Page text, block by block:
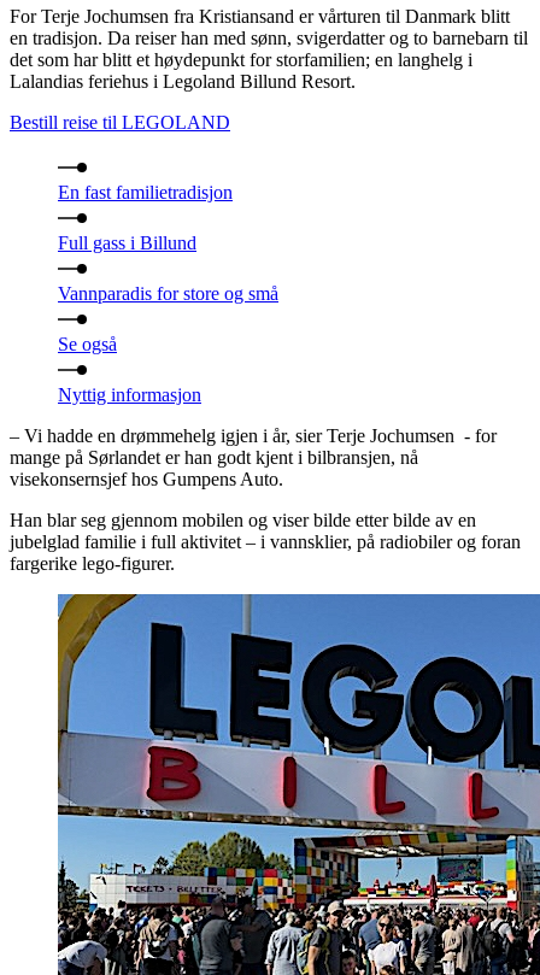
For Terje Jochumsen fra Kristiansand er vårturen til Danmark blitt
en tradisjon. Da reiser han med sønn, svigerdatter og to barnebarn til
det som har blitt et høydepunkt for storfamilien; en langhelg i
Lalandias feriehus i Legoland Billund Resort.
Bestill reise til LEGOLAND
En fast familietradisjon
Full gass i Billund
Vannparadis for store og små
Se også
Nyttig informasjon
– Vi hadde en drømmehelg igjen i år, sier Terje Jochumsen - for
mange på Sørlandet er han godt kjent i bilbransjen, nå
visekonsernsjef hos Gumpens Auto.
Han blar seg gjennom mobilen og viser bilde etter bilde av en
jubelglad familie i full aktivitet – i vannsklier, på radiobiler og foran
fargerike lego-figurer.